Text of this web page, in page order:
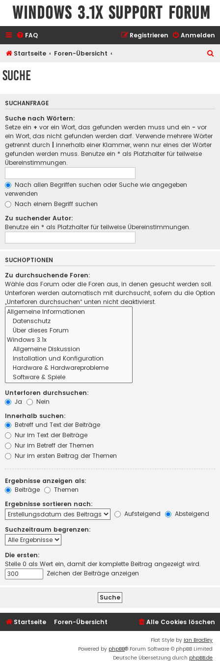
Windows 3.1x Support Forum
FAQ Anmelden
Registrieren
Startseite Foren-Übersicht
Suche
SUCHANFRAGE
Suche nach Wörtern:
Setze ein + vor ein Wort, das gefunden werden muss und ein - vor
ein Wort, das nicht gefunden werden darf. Verwende mehrere Wörter
getrennt durch
innerhalb einer Klammer, wenn nur eines der Wörter
gefunden werden muss. Benutze ein * als Platzhalter für teilweise
Übereinstimmungen.
Nach allen Begriffen suchen oder Suche wie angegeben
verwenden
Nach einem Begriff suchen
Zu suchender Autor:
Benutze ein * als Platzhalter für teilweise Übereinstimmungen.
SUCHOPTIONEN
Zu durchsuchende Foren:
Wähle das Forum oder die Foren aus, in denen gesucht werden soll.
Unterforen werden automatisch mit durchsucht, sofern du die Option
„Unterforen durchsuchen“ unten nicht deaktivierst.
Unterforen durchsuchen:
Ja
Nein
Innerhalb suchen:
Betreff und Text der Beiträge
Nur im Text der Beiträge
Nur im Betreff der Themen
Nur im ersten Beitrag der Themen
Ergebnisse anzeigen als:
Beiträge
Themen
Ergebnisse sortieren nach:
Aufsteigend
Absteigend
Suchzeitraum begrenzen:
Die ersten:
Stelle 0 als Wert ein, damit der komplette Beitrag angezeigt wird.
Zeichen der Beiträge anzeigen
Startseite Foren-Übersicht Alle Cookies löschen
Flat Style by Ian Bradley
Powered by phpBB® Forum Software © phpBB Limited
Deutsche Übersetzung durch phpBB.de